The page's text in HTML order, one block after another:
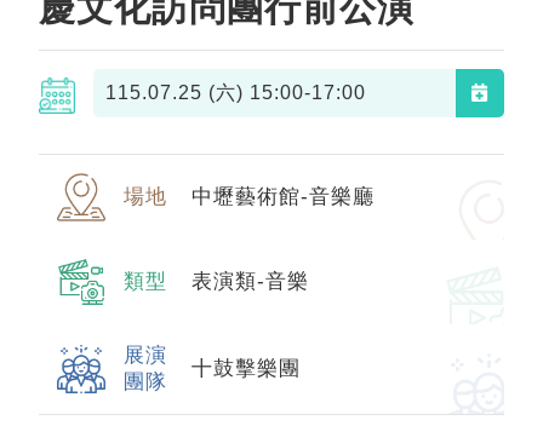
115.07.25 (六) 15:00-17:00
場地 中壢藝術館-音樂廳
類型 表演類-音樂
展演
團隊
十鼓擊樂團